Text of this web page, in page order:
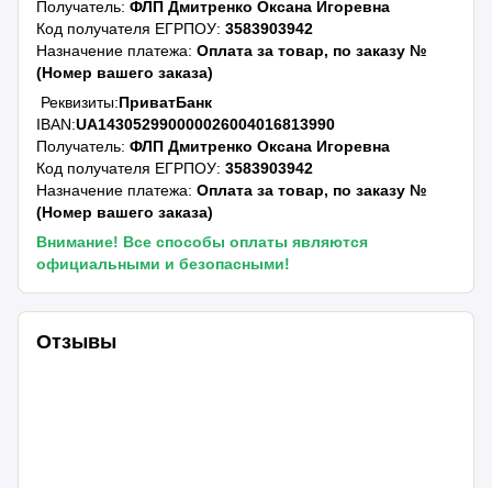
Получатель:ФЛП Дмитренко Оксана Игоревна
Код получателя ЕГРПОУ:3583903942
Назначение платежа:Оплата за товар, по заказу №
(Номер вашего заказа)
Реквизиты:ПриватБанк
IBAN:UA143052990000026004016813990
Получатель: ФЛП Дмитренко Оксана Игоревна
Код получателя ЕГРПОУ:3583903942
Назначение платежа:Оплата за товар, по заказу №
(Номер вашего заказа)
Внимание! Все способы оплаты являются
официальными и безопасными!
Отзывы